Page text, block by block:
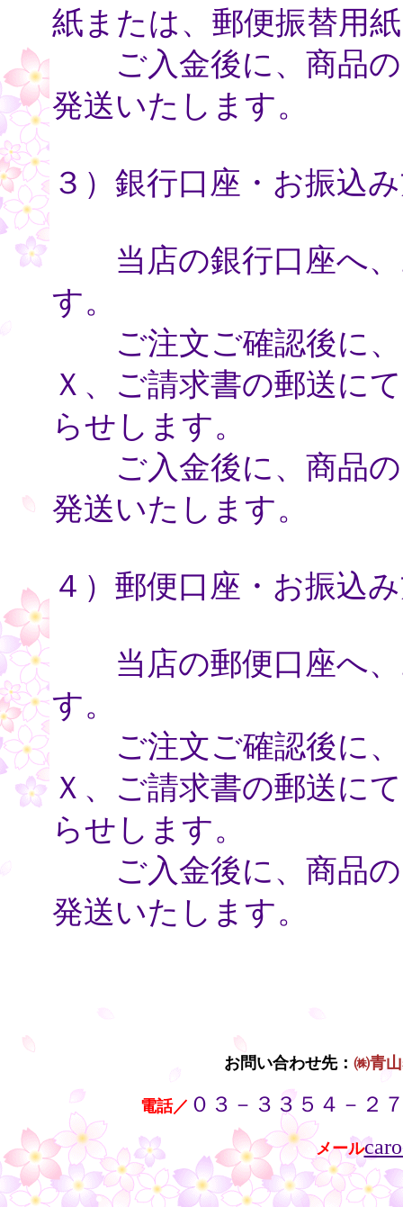
紙または、郵便振替用
ご入金後に、商品の
発送いたします。
３）銀行口座・お振込
当店の銀行口座へ、
す。
ご注文ご確認後に、
Ｘ、ご請求書の郵送に
らせします。
ご入金後に、商品の
発送いたします。
４）郵便口座・お振込
当店の郵便口座へ、
す。
ご注文ご確認後に、
Ｘ、ご請求書の郵送に
らせします。
ご入金後に、商品の
発送いたします。
お問い合わせ先： ㈱青
電話／ ０３－３３５４－２
・・メール
・